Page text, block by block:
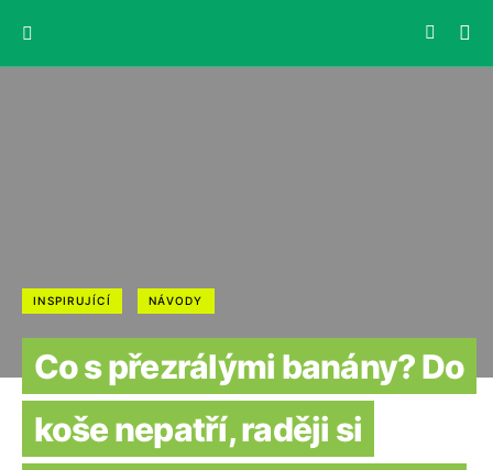
INSPIRUJÍCÍ NÁVODY
Co s přezrálými banány? Do
koše nepatří, raději si